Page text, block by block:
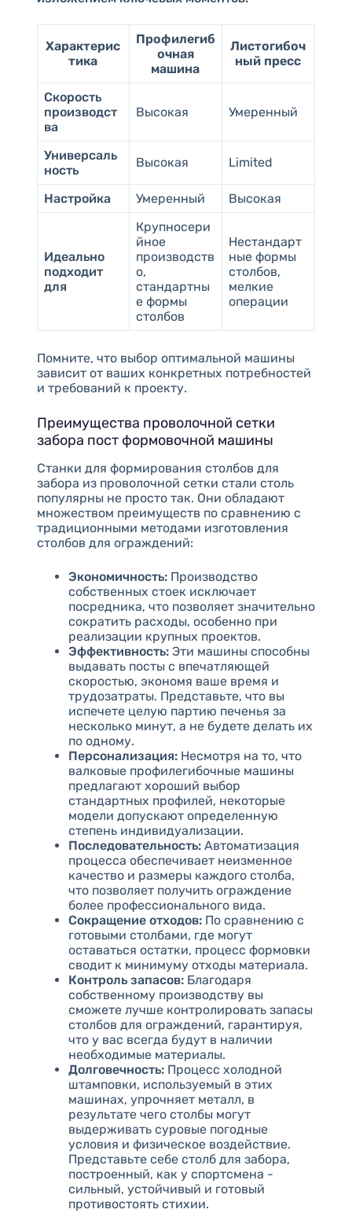
Характерис
тика
Профилегиб
очная
машина
Листогибоч
ный пресс
Скорость
производст
ва
Высокая Умеренный
Универсаль
ность
Высокая Limited
Настройка Умеренный Высокая
Идеально
подходит
для
Крупносери
йное
производств
о,
стандартны
е формы
столбов
Нестандарт
ные формы
столбов,
мелкие
операции
Помните, что выбор оптимальной машины
зависит от ваших конкретных потребностей
и требований к проекту.
Преимущества проволочной сетки
забора пост формовочной машины
Станки для формирования столбов для
забора из проволочной сетки стали столь
популярны не просто так. Они обладают
множеством преимуществ по сравнению с
традиционными методами изготовления
столбов для ограждений:
Экономичность:Производство
собственных стоек исключает
посредника, что позволяет значительно
сократить расходы, особенно при
реализации крупных проектов.
Эффективность:Эти машины способны
выдавать посты с впечатляющей
скоростью, экономя ваше время и
трудозатраты. Представьте, что вы
испечете целую партию печенья за
несколько минут, а не будете делать их
по одному.
Персонализация:Несмотря на то, что
валковые профилегибочные машины
предлагают хороший выбор
стандартных профилей, некоторые
модели допускают определенную
степень индивидуализации.
Последовательность:Автоматизация
процесса обеспечивает неизменное
качество и размеры каждого столба,
что позволяет получить ограждение
более профессионального вида.
Сокращение отходов:По сравнению с
готовыми столбами, где могут
оставаться остатки, процесс формовки
сводит к минимуму отходы материала.
Контроль запасов:Благодаря
собственному производству вы
сможете лучше контролировать запасы
столбов для ограждений, гарантируя,
что у вас всегда будут в наличии
необходимые материалы.
Долговечность:Процесс холодной
штамповки, используемый в этих
машинах, упрочняет металл, в
результате чего столбы могут
выдерживать суровые погодные
условия и физическое воздействие.
Представьте себе столб для забора,
построенный, как у спортсмена -
сильный, устойчивый и готовый
противостоять стихии.